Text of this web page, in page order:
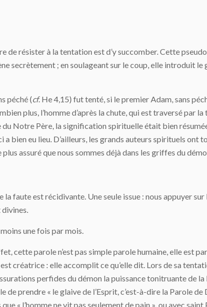
de résister à la tentation est d’y succomber. Cette
secrètement ; en soulageant sur le coup, elle introduit le
péché (cf. He 4,15) fut tenté, si le premier Adam, sans
plus, l’homme d’après la chute, qui est traversé par
Notre Père, la signification spirituelle était bien
bien eu lieu. D’ailleurs, les grands auteurs spirituels ont
assuré que nous sommes déjà dans les griffes du
faute est récidivante. Une seule issue : nous appuyer
divines.
une fois par mois.
cette parole n’est pas simple parole humaine, elle est
créatrice : elle accomplit ce qu’elle dit. Lors de sa
perfides du démon la puissance tonitruante de
prendre « le glaive de l’Esprit, c’est-à-dire la Parole de
« l’homme ne vit pas seulement de pain », ou avec saint